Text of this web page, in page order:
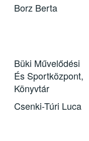
Borz Berta
Büki Művelődési
És Sportközpont,
Könyvtár
Csenki-Túri Luca